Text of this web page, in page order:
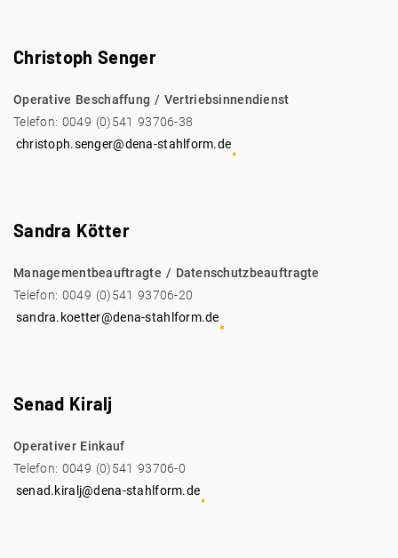
Christoph Senger
Operative Beschaffung / Vertriebsinnendienst
Telefon: 0049 (0)541 93706-38
christoph.senger@dena-stahlform.de
Sandra Kötter
Managementbeauftragte / Datenschutzbeauftragte
Telefon: 0049 (0)541 93706-20
sandra.koetter@dena-stahlform.de
Senad Kiralj
Operativer Einkauf
Telefon: 0049 (0)541 93706-0
senad.kiralj@dena-stahlform.de